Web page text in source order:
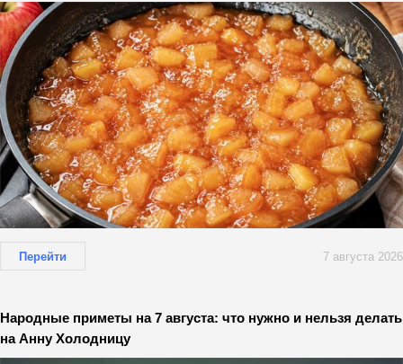
Перейти 7 августа 2026
Народные приметы на 7 августа: что нужно и нельзя делать
на Анну Холодницу